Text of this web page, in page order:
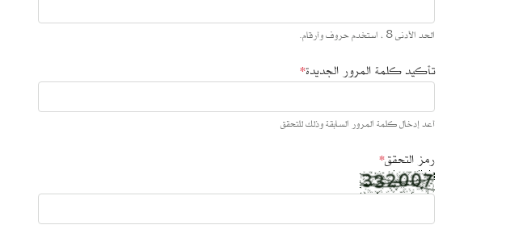
الحد الأدنى 8 ، استخدم حروف وأرقام.
تأكيد كلمة المرور الجديدة*
أعد إدخال كلمة المرور السابقة وذلك للتحقق
رمز التحقق*